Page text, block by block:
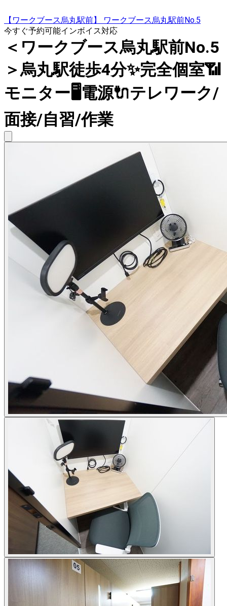
【ワークブース烏丸駅前】 ワークブース烏丸駅前No.5
今すぐ予約可能インボイス対応
＜ワークブース烏丸駅前No.5
＞烏丸駅徒歩4分✨完全個室📶
モニター🖥️電源🔌テレワーク/
面接/自習/作業